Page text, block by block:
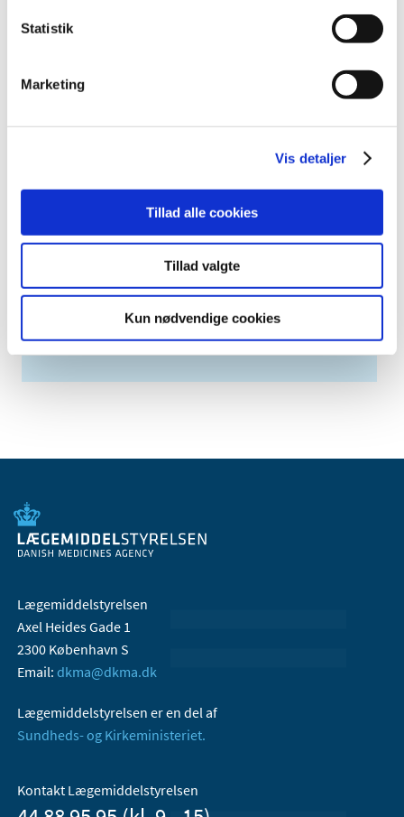
Statistik
Marketing
Vis detaljer
Tillad alle cookies
Tillad valgte
Kun nødvendige cookies
2006 (9)
Meddelelser om forsyning af medicin til mennesker og dyr
Høringer på Høringsportalen
Se Lægemiddelstyrelsens høringer påhøringsportalen
Lægemiddelstyrelsen
Axel Heides Gade 1
2300 København S
Email: dkma@dkma.dk
Lægemiddelstyrelsen er en del af
Sundheds- og Kirkeministeriet.
Kontakt Lægemiddelstyrelsen